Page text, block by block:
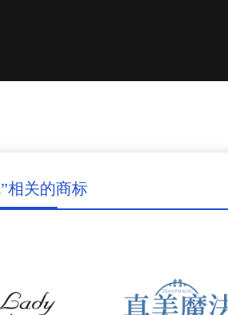
相关的商标